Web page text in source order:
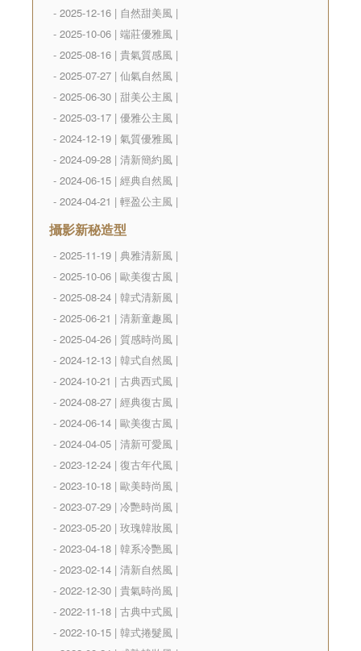
- 2025-12-16 | 自然甜美風 |
- 2025-10-06 | 端莊優雅風 |
- 2025-08-16 | 貴氣質感風 |
- 2025-07-27 | 仙氣自然風 |
- 2025-06-30 | 甜美公主風 |
- 2025-03-17 | 優雅公主風 |
- 2024-12-19 | 氣質優雅風 |
- 2024-09-28 | 清新簡約風 |
- 2024-06-15 | 經典自然風 |
- 2024-04-21 | 輕盈公主風 |
攝影新秘造型
- 2025-11-19 | 典雅清新風 |
- 2025-10-06 | 歐美復古風 |
- 2025-08-24 | 韓式清新風 |
- 2025-06-21 | 清新童趣風 |
- 2025-04-26 | 質感時尚風 |
- 2024-12-13 | 韓式自然風 |
- 2024-10-21 | 古典西式風 |
- 2024-08-27 | 經典復古風 |
- 2024-06-14 | 歐美復古風 |
- 2024-04-05 | 清新可愛風 |
- 2023-12-24 | 復古年代風 |
- 2023-10-18 | 歐美時尚風 |
- 2023-07-29 | 冷艷時尚風 |
- 2023-05-20 | 玫瑰韓妝風 |
- 2023-04-18 | 韓系冷艷風 |
- 2023-02-14 | 清新自然風 |
- 2022-12-30 | 貴氣時尚風 |
- 2022-11-18 | 古典中式風 |
- 2022-10-15 | 韓式捲髮風 |